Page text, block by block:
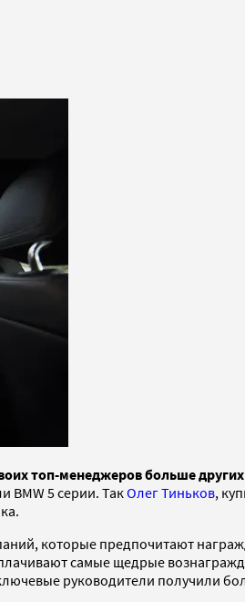
топ-менеджеров больше
BMW 5 серии. ТакОлег Тиньков,
которые предпочитают
самые щедрые
руководители получили